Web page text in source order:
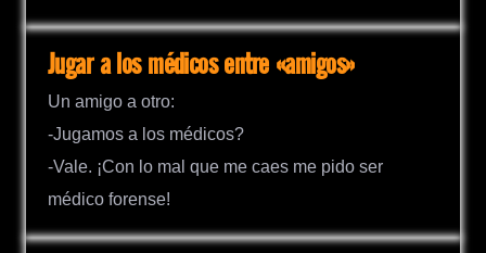
Jugar a los médicos entre «amigos»
Un amigo a otro:
-Jugamos a los médicos?
-Vale. ¡Con lo mal que me caes me pido ser
médico forense!